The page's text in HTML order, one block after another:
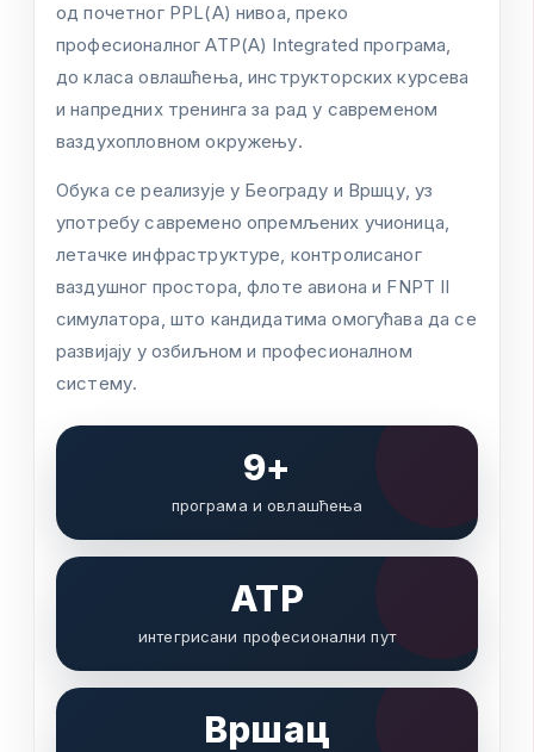
од почетног PPL(A) нивоа, преко
професионалног ATP(A) Integrated програма,
до класа овлашћења, инструкторских курсева
и напредних тренинга за рад у савременом
ваздухопловном окружењу.
Обука се реализује у Београду и Вршцу, уз
употребу савремено опремљених учионица,
летачке инфраструктуре, контролисаног
ваздушног простора, флоте авиона и FNPT II
симулатора, што кандидатима омогућава да се
развијају у озбиљном и професионалном
систему.
9+
програма и овлашћења
ATP
интегрисани професионални пут
Вршац